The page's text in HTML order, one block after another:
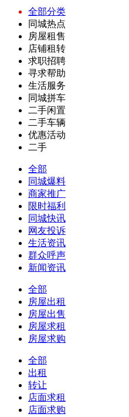
全部分类
同城热点
房屋租售
店铺租转
求职招聘
寻求帮助
生活服务
同城拼车
二手闲置
二手车辆
优惠活动
二手
全部
同城爆料
商家推广
限时福利
同城快讯
网友投诉
生活资讯
群众呼声
新闻资讯
全部
房屋出租
房屋出售
房屋求租
房屋求购
全部
出租
转让
店面求租
店面求购